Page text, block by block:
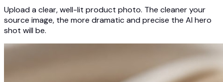
Upload a clear, well-lit product photo. The cleaner your
source image, the more dramatic and precise the AI hero
shot will be.